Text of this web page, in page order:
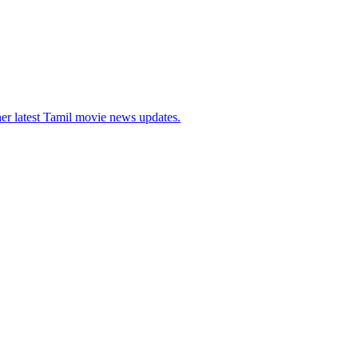
latest Tamil movie news updates.